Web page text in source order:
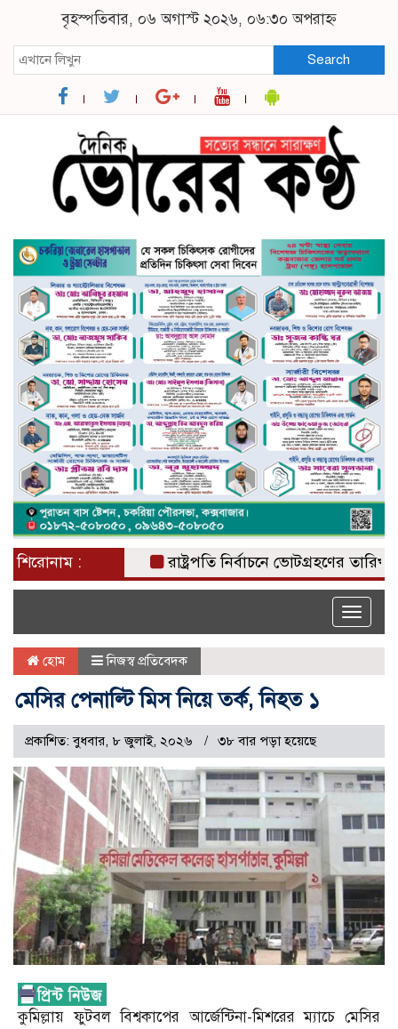
বৃহস্পতিবার, ০৬ অগাস্ট ২০২৬, ০৬:৩০ অপরাহ্ন
Search
শিরোনাম : রাষ্ট্রপতি নির্বাচনে ভোটগ্রহণের তারিখ ঘোষণা
Toggle
হোম নিজস্ব প্রতিবেদক
মেসির পেনাল্টি মিস নিয়ে তর্ক, নিহত ১
প্রকাশিত: বুধবার, ৮ জুলাই, ২০২৬ ৩৮ বার পড়া হয়েছে
কুমিল্লায় ফুটবল বিশ্বকাপের আর্জেন্টিনা-মিশরের ম্যাচে মেসির